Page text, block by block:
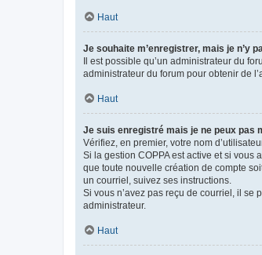
Haut
Je souhaite m’enregistrer, mais je n’y
Il est possible qu’un administrateur du
administrateur du forum pour obtenir de
Haut
Je suis enregistré mais je ne peux pas
Vérifiez, en premier, votre nom
Si la gestion COPPA est active et si
que toute nouvelle création de compte
un courriel, suivez ses instructions.
Si vous n’avez pas reçu de courriel, il se
administrateur.
Haut